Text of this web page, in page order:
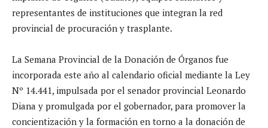
representantes de instituciones que integran la red
provincial de procuración y trasplante.
La Semana Provincial de la Donación de Órganos fue
incorporada este año al calendario oficial mediante la Ley
Nº 14.441, impulsada por el senador provincial Leonardo
Diana y promulgada por el gobernador, para promover la
concientización y la formación en torno a la donación de